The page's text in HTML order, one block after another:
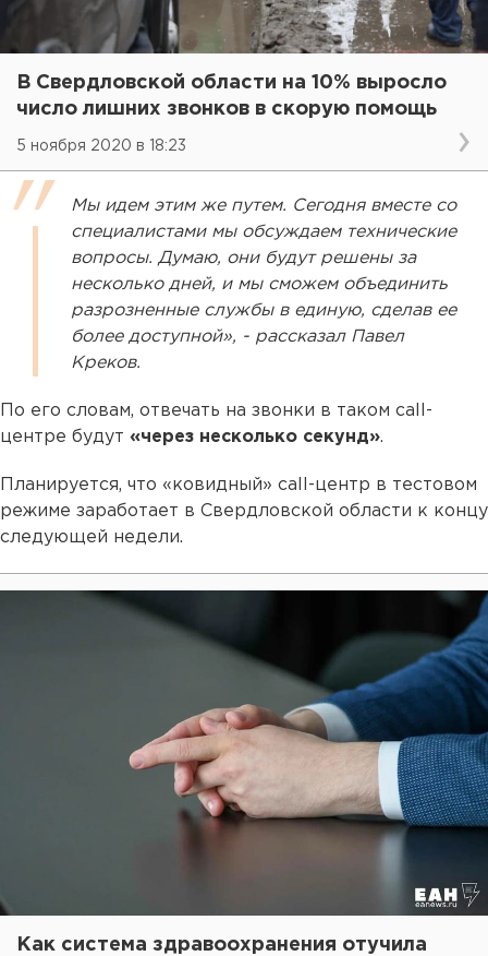
В Свердловской области на 10% выросло
число лишних звонков в скорую помощь
5 ноября 2020 в 18:23
Мы идем этим же путем. Сегодня вместе со
специалистами мы обсуждаем технические
вопросы. Думаю, они будут решены за
несколько дней, и мы сможем объединить
разрозненные службы в единую, сделав ее
более доступной», - рассказал Павел
Креков.
По его словам, отвечать на звонки в таком call-
центре будут «через несколько секунд».
Планируется, что «ковидный» call-центр в тестовом
режиме заработает в Свердловской области к концу
следующей недели.
Как система здравоохранения отучила